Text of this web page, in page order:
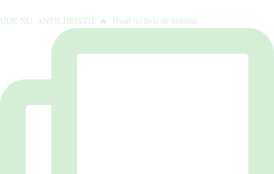
UDE NU: ANTICHRISTIE 🔥⁠ ⁠ Hvad nu hvis de historie